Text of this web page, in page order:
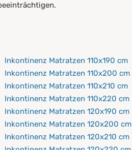
Inkontinenz Matratzen 110x190 cm
Inkontinenz Matratzen 110x200 cm
Inkontinenz Matratzen 110x210 cm
Inkontinenz Matratzen 110x220 cm
Inkontinenz Matratzen 120x190 cm
Inkontinenz Matratzen 120x200 cm
Inkontinenz Matratzen 120x210 cm